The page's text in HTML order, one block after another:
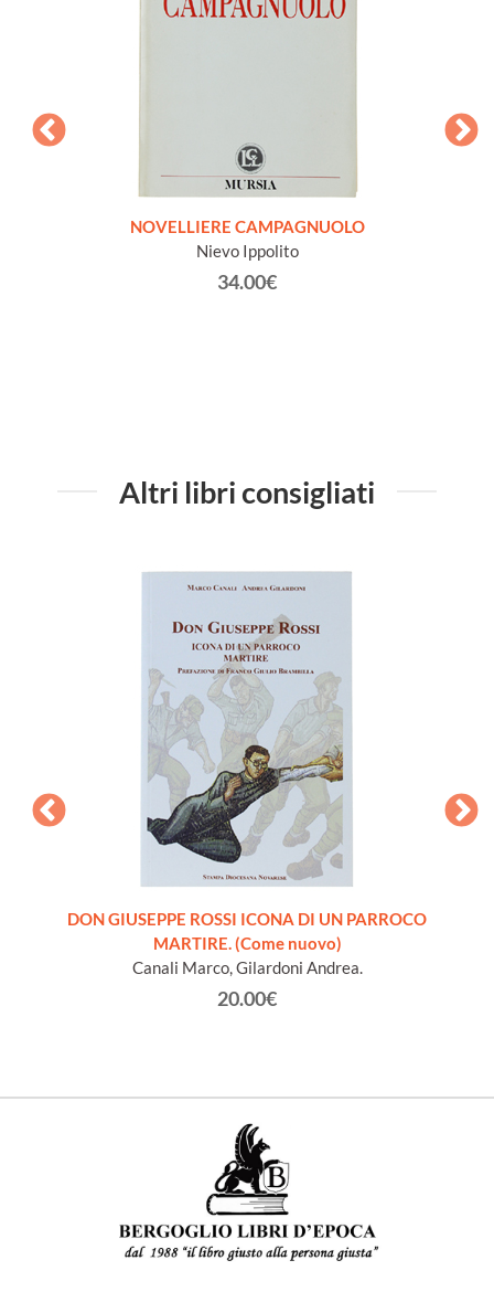
NOVELLIERE CAMPAGNUOLO
Nievo Ippolito
34.00€
Altri libri consigliati
DON GIUSEPPE ROSSI ICONA DI UN PARROCO
MARTIRE. (Come nuovo)
Canali Marco, Gilardoni Andrea.
20.00€